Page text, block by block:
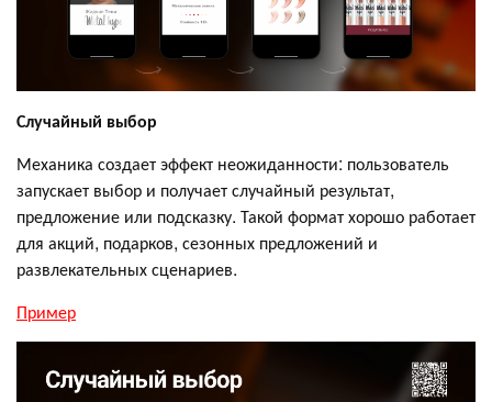
Случайный выбор
Механика создает эффект неожиданности: пользователь
запускает выбор и получает случайный результат,
предложение или подсказку. Такой формат хорошо работает
для акций, подарков, сезонных предложений и
развлекательных сценариев.
Пример